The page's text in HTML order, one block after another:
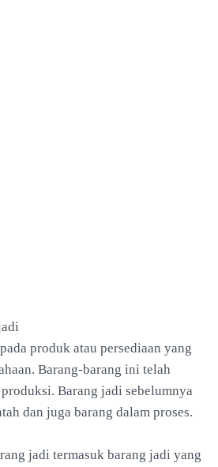
produk atau persediaan yang
Barang-barang ini telah
Barang jadi sebelumnya
dan juga barang dalam proses.
jadi termasuk barang jadi yang